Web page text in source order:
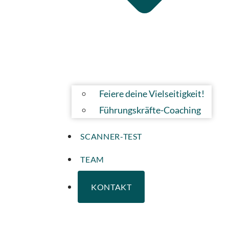
Feiere deine Vielseitigkeit!
Führungskräfte-Coaching
SCANNER-TEST
TEAM
KONTAKT